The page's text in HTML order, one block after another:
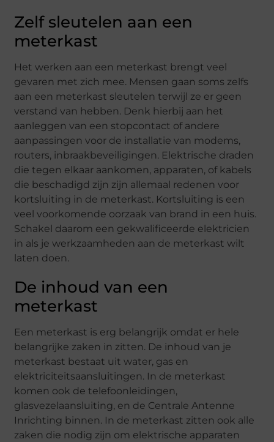
Zelf sleutelen aan een
meterkast
Het werken aan een meterkast brengt veel
gevaren met zich mee. Mensen gaan soms zelfs
aan een meterkast sleutelen terwijl ze er geen
verstand van hebben. Denk hierbij aan het
aanleggen van een stopcontact of andere
aanpassingen voor de installatie van modems,
routers, inbraakbeveiligingen. Elektrische draden
die tegen elkaar aankomen, apparaten, of kabels
die beschadigd zijn zijn allemaal redenen voor
kortsluiting in de meterkast. Kortsluiting is een
veel voorkomende oorzaak van brand in een huis.
Schakel daarom een gekwalificeerde elektricien
in als je werkzaamheden aan de meterkast wilt
laten doen.
De inhoud van een
meterkast
Een meterkast is erg belangrijk omdat er hele
belangrijke zaken in zitten. De inhoud van je
meterkast bestaat uit water, gas en
elektriciteitsaansluitingen. In de meterkast
komen ook de telefoonleidingen,
glasvezelaansluiting, en de Centrale Antenne
Inrichting binnen. In de meterkast zitten ook alle
zaken die nodig zijn om elektrische apparaten